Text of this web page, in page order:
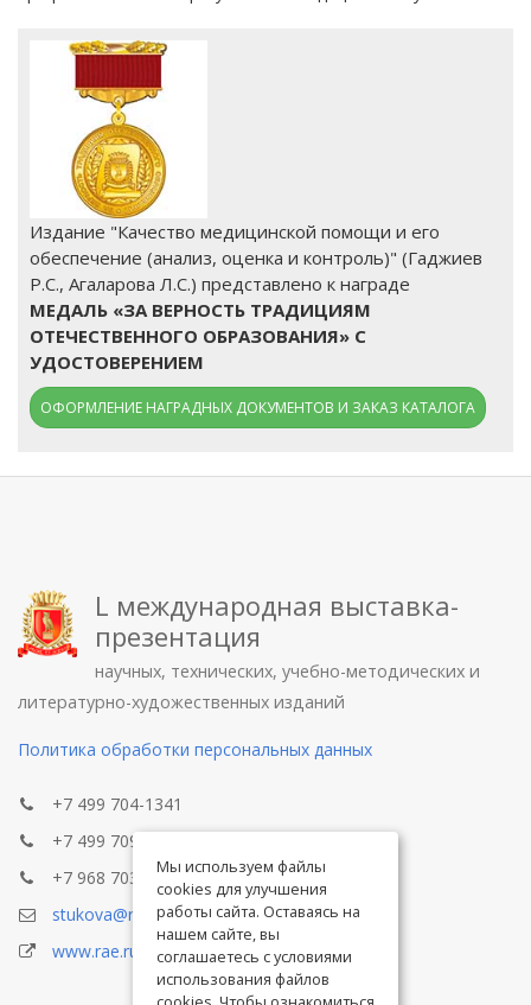
Издание "Качество медицинской помощи и его
обеспечение (анализ, оценка и контроль)" (Гаджиев
Р.С., Агаларова Л.С.) представлено к награде
МЕДАЛЬ «ЗА ВЕРНОСТЬ ТРАДИЦИЯМ
ОТЕЧЕСТВЕННОГО ОБРАЗОВАНИЯ» С
УДОСТОВЕРЕНИЕМ
ОФОРМЛЕНИЕ НАГРАДНЫХ ДОКУМЕНТОВ И ЗАКАЗ КАТАЛОГА
L международная выставка-
презентация
научных, технических, учебно-методических и
литературно-художественных изданий
Политика обработки персональных данных
+7 499 704-1341
+7 499 709-8104
+7 968 703-8433
stukova@rae.ru
www.rae.ru
Мы используем файлы
cookies для улучшения
работы сайта. Оставаясь на
нашем сайте, вы
соглашаетесь с условиями
использования файлов